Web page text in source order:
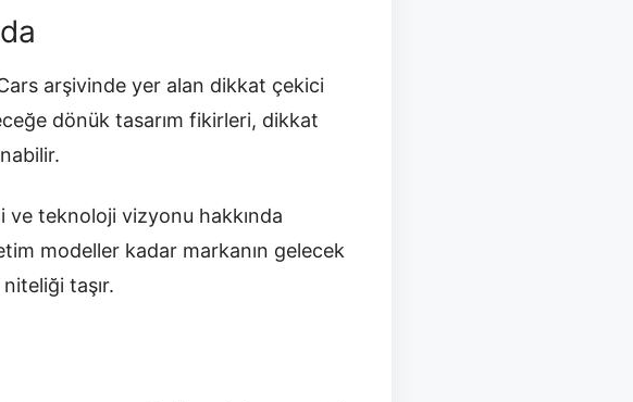
arşivinde yer alan dikkat çekici
dönük tasarım fikirleri, dikkat
ve teknoloji vizyonu hakkında
modeller kadar markanın gelecek
taşır.